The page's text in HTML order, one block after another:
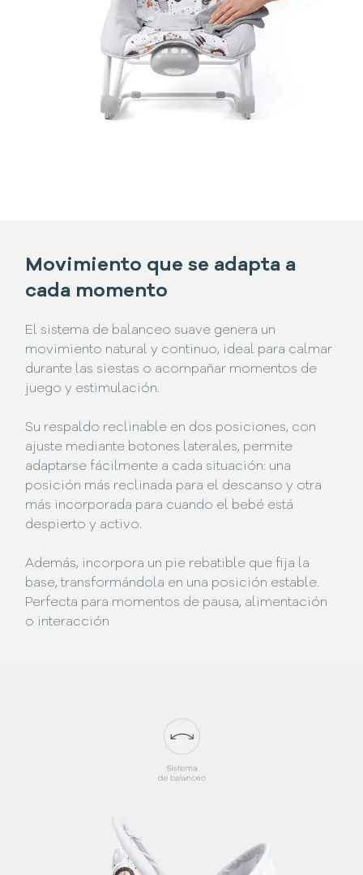
Movimiento que se adapta a
cada momento
El sistema de balanceo suave genera un
movimiento natural y continuo, ideal para calmar
durante las siestas o acompañar momentos de
juego y estimulación.
Su respaldo reclinable en dos posiciones, con
ajuste mediante botones laterales, permite
adaptarse fácilmente a cada situación: una
posición más reclinada para el descanso y otra
más incorporada para cuando el bebé está
despierto y activo.
Además, incorpora un pie rebatible que fija la
base, transformándola en una posición estable.
Perfecta para momentos de pausa, alimentación
o interacción